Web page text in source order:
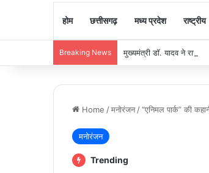
होम छत्तीसगढ़ मध्य प्रदेश राष्ट्रीय
Breaking News मुख्यमंत्री डॉ. यादव ने राजा
Home /मनोरंजन /“एनिमल पार्क” की
मनोरंजन
Trending